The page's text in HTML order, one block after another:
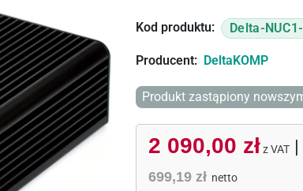
Kod produktu: Delta-
Producent: DeltaKOMP
Produkt zastąpiony
2 090,00 zł z VAT|
699,19 zł netto